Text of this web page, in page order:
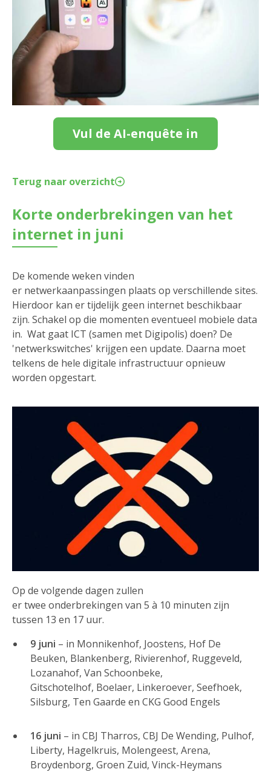
Vul de AI-enquête in
Terug naar overzicht
Korte onderbrekingen van het
internet in juni
De komende weken vinden
er netwerkaanpassingen plaats op verschillende sites.
Hierdoor kan er tijdelijk geen internet beschikbaar
zijn. Schakel op die momenten eventueel mobiele data
in. Wat gaat ICT (samen met Digipolis) doen? De
'netwerkswitches' krijgen een update. Daarna moet
telkens de hele digitale infrastructuur opnieuw
worden opgestart.
Op de volgende dagen zullen
er twee onderbrekingen van 5 à 10 minuten zijn
tussen 13 en 17 uur.
9 juni – in Monnikenhof, Joostens, Hof De
Beuken, Blankenberg, Rivierenhof, Ruggeveld,
Lozanahof, Van Schoonbeke,
Gitschotelhof, Boelaer, Linkeroever, Seefhoek,
Silsburg, Ten Gaarde en CKG Good Engels
16 juni – in CBJ Tharros, CBJ De Wending, Pulhof,
Liberty, Hagelkruis, Molengeest, Arena,
Broydenborg, Groen Zuid, Vinck-Heymans